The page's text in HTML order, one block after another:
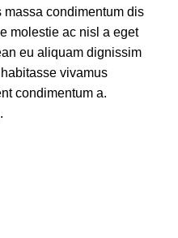
massa condimentum dis
molestie ac nisl a eget
eu aliquam dignissim
vivamus
condimentum a.